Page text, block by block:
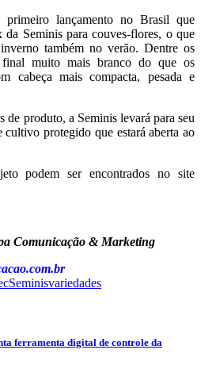
lançamento no Brasil que
Seminis para couves-flores, o que
também no verão. Dentre os
muito mais branco do que os
cabeça mais compacta, pesada e
de produto, a Seminis levará para seu
cultivo protegido que estará aberta ao
podem ser encontrados no site
Comunicação & Marketing
Seminisvariedades
ferramenta digital de controle da